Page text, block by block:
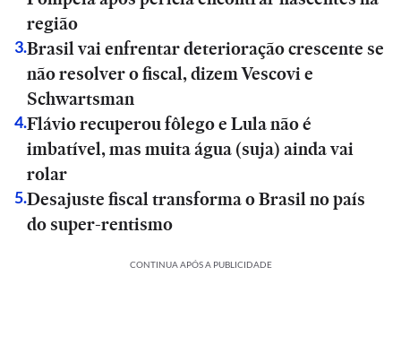
região
3.Brasil vai enfrentar deterioração crescente se
não resolver o fiscal, dizem Vescovi e
Schwartsman
4.Flávio recuperou fôlego e Lula não é
imbatível, mas muita água (suja) ainda vai
rolar
5.Desajuste fiscal transforma o Brasil no país
do super-rentismo
CONTINUA APÓS A PUBLICIDADE